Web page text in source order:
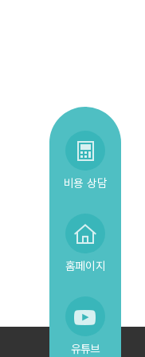
비용 상담
홈페이지
유튜브